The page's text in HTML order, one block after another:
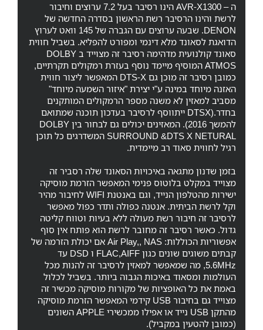
ה – AVR-X1300 הינו רסיבר בעל 7.2 ערוצים וחיבור
לרשת והינו הרסיבר רשת הראשון בסדרה החדשה של
DENON. שבעה ערוצים עם הגברה של 145 וואט לערוץ
הדואגת לסאונד מלא דינמי ומפורט להפליא. בשביל חווית
סאונד קולנועית מדהימה רסיבר זה מצוייד ב DOLBY
ATMOS המוסיף מיימד נוסף בעזרת רמקולים תקרתיים,
כמובן רסיבר זה מוכן גם DTS-X המאפשר ליצור חווית
האזנה מיוחד במינה ע"י יצירת "איזור השמעה מיוחד"
מסביב למאזין לא משנה מספר הרמקולים המותקנים
בחדר.(DTSX ייתווסף לרסיבר בעדכון תוכנה שמתואם
להמשך 2016). המאזינים יכולים גם לבחור בין DOLBY
SURROUND &DTS X NETURAL המשדרגים כל תוכן
רגיל לחווית סאוד רב מיימדית.
בזמן שדנון מתגאה באיכויות הסאונד שלה רסביר זה
מצוייד במקלט בלוטוס פנימי המאפשר הזרמת מוסיקה
ישירות מהטלפון הנייד, וגם באנטנת WIFI לחיבור מהיר
וקל לרשת הביתית. אנטנה כפולה ותדר כפול מאפשר
לרסיבר זה חיבור רשת מעולה ללא בעיות וטווח קליטה
גדול. כאשר רסיבר זה מחובר לרשת הוא פותח אין סוף
אפשוריות הכוללות: Air Play,, NAS אם יכולת הזרמה של
קבתים משוגים שונים כגון FLAC,AIFF ו DSD עד
5.6MHz, מה שמאפשר למאזין לרסיבר זה להנות מכל
העולמות ומסאוד באיכות הגבוה ביותר. בשביל לכלול
באמת את כל האופציות של מקורות מוסיקה מכשיר זה
מצוייד גם בחיבור USB קידמי המאפשר הזרמת מוסיקה
מהתקן USB נייד או אפילו ממכשירי APPLE השונים
(כמובן להטעין במקביל).